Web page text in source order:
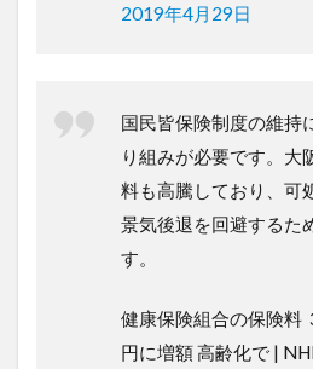
2019年4月29日
国民皆保険制度の維持
り組みが必要です。大
料も高騰しており、可
景気後退を回避するた
す。
健康保険組合の保険料
円に増額 高齢化で |